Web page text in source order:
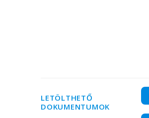
LETÖLTHETŐ
DOKUMENTUMOK